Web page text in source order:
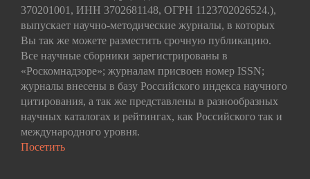
370201001, ИНН 3702681148, ОГРН 1123702026524.),
выпускает научно-методические журналы, в которых
Вы так же можете разместить срочную публикацию.
Все научные сборники зарегистрированы в
«Роскомнадзоре»; журналам присвоен номер ISSN;
журналы внесены в базу Российского индекса научного
цитирования, а так же представлены в разнообразных
научных каталогах и рейтингах, как Российского так и
международного уровня.
Посетить